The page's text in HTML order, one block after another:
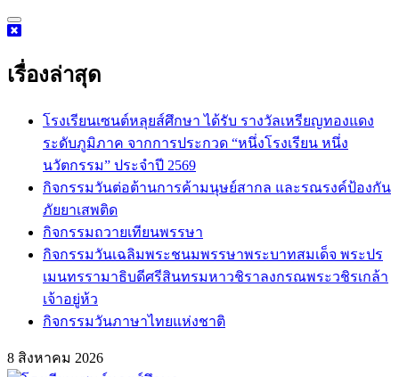
Skip
to
เรื่องล่าสุด
โรงเรียนเซนต์หลุยส์ศึกษา ได้รับ รางวัลเหรียญทองแดง
ระดับภูมิภาค จากการประกวด “หนึ่งโรงเรียน หนึ่ง
นวัตกรรม” ประจำปี 2569
กิจกรรม​วันต่อต้านการค้ามนุษย์สากล และรณรงค์ป้องกัน
ภัยยาเสพติด
กิจกรรมถวายเทียนพรรษา
กิจกรรมวันเฉลิมพระชนมพรรษาพระบาทสมเด็จ พระปร
เมนทรรามาธิบดีศรีสินทรมหาวชิราลงกรณพระวชิรเกล้า
เจ้าอยู่ห้ว
กิจกรรมวันภาษาไทยแห่งชาติ
8 สิงหาคม 2026